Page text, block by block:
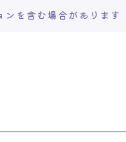
を含む場合があります